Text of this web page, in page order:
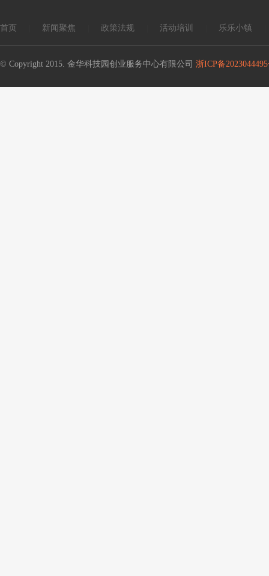
首页 新闻聚焦 政策法规 活动培训 乐乐小镇
© Copyright 2015. 金华科技园创业服务中心有限公司 浙ICP备